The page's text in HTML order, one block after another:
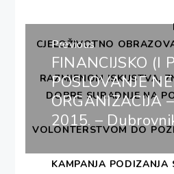
CJELOŽIVOTNO
RAZMJENOM ISKUSTVA,
DOBRE SURADNJE NA
VOLONTERSTVOM DO
KAMPANJA PODIZANJA
Navigacija
objava
Previous
Previous
post:
FINANCIJSKO (I
POSLOVANJE
ORGANIZACIJA
2015. –